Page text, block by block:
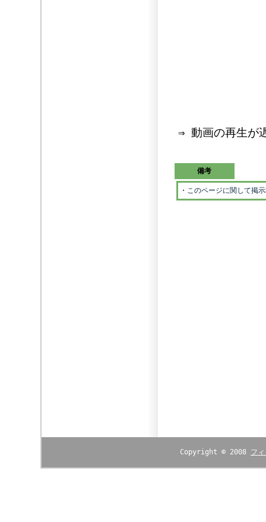
⇒ 動画の再生が
備考
・ このページに関して掲
Copyright © 2008 フ